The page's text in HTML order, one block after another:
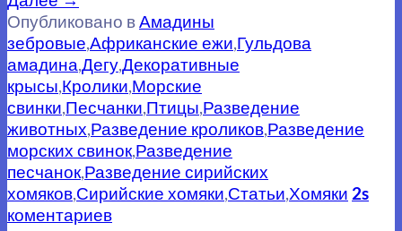
Опубликовано вАмадины
зебровые,Африканские ежи,Гульдова
амадина,Дегу,Декоративные
крысы,Кролики,Морские
свинки,Песчанки,Птицы,Разведение
животных,Разведение кроликов,Разведение
морских свинок,Разведение
песчанок,Разведение сирийских
хомяков,Сирийские хомяки,Статьи,Хомяки 2s
коментариев